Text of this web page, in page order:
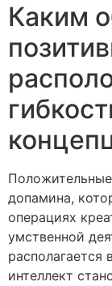
Каким
допамина,
операциях
умственной
интеллект